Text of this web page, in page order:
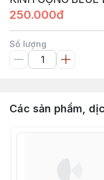
250.000đ
Số lượng
Các sản phẩm,